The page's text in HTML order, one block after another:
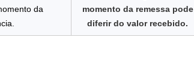
da
momento da remessa pode
diferir do valor recebido.